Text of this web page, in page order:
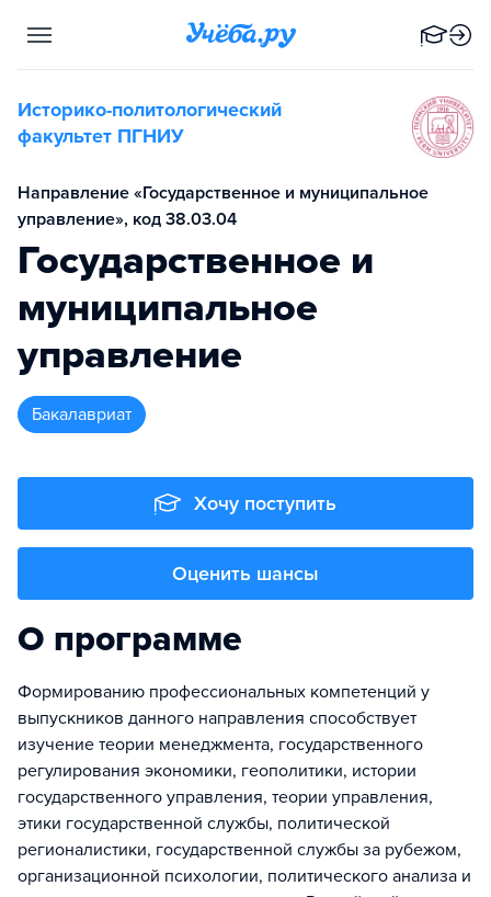
Историко-политологический
факультет ПГНИУ
Направление «Государственное и муниципальное
управление», код 38.03.04
Государственное и
муниципальное
управление
бакалавриат
Хочу поступить
Оценить шансы
О программе
Формированию профессиональных компетенций у
выпускников данного направления способствует
изучение теории менеджмента, государственного
регулирования экономики, геополитики, истории
государственного управления, теории управления,
этики государственной службы, политической
регионалистики, государственной службы за рубежом,
организационной психологии, политического анализа и